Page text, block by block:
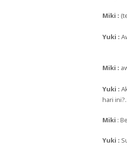
Miki :
Yuki :
Miki :
Yuki :
hari
Miki :
Yuki :